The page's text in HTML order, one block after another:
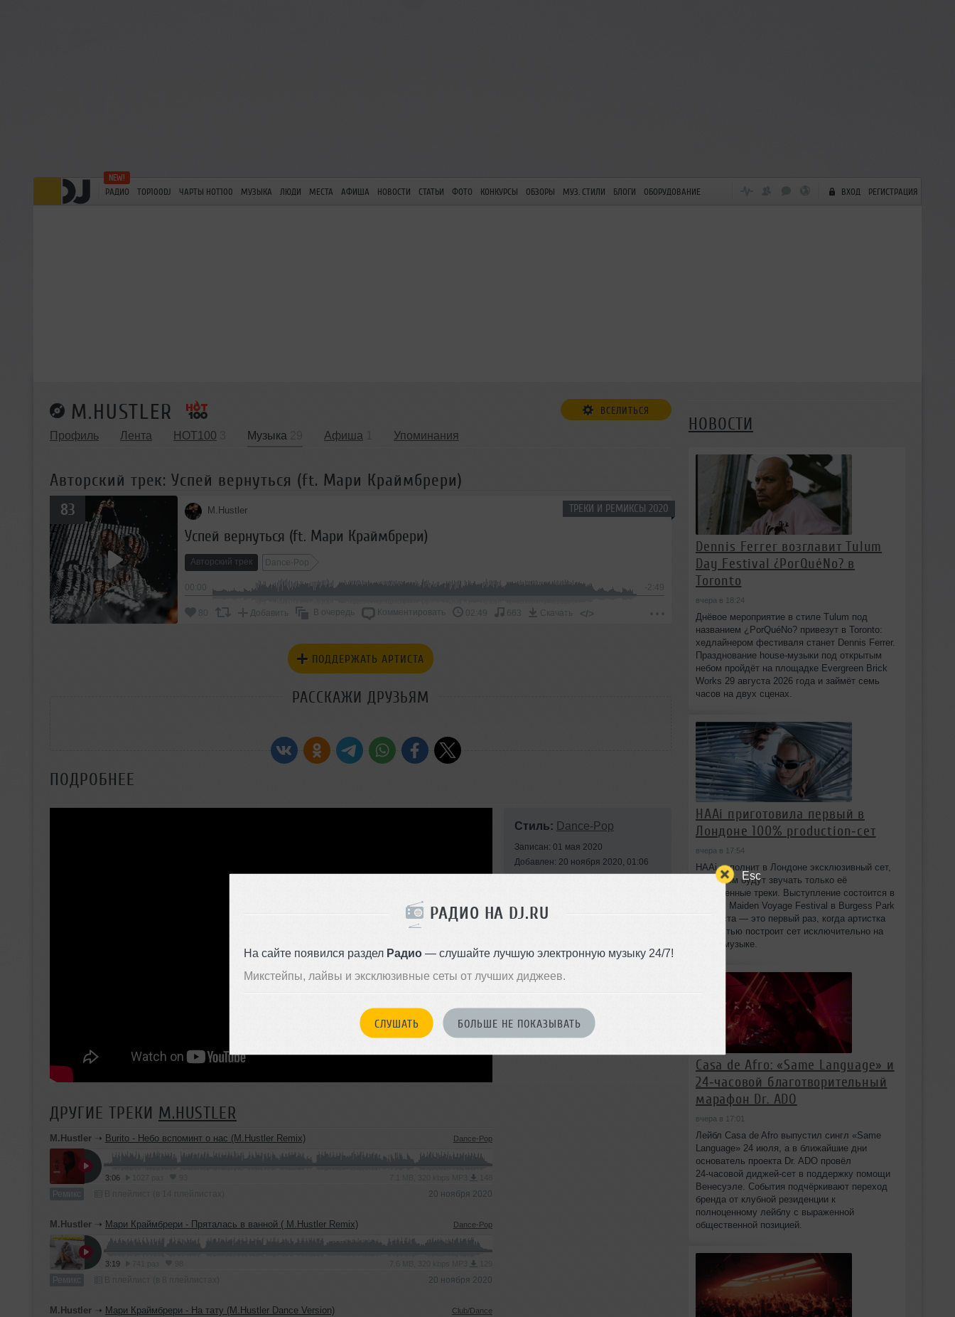
Esc
РАДИО НА DJ.RU
На сайте появился раздел Радио— слушайте лучшую электронную музыку 24/7!
Микстейпы, лайвы и эксклюзивные сеты от лучших диджеев.
СЛУШАТЬ БОЛЬШЕ НЕ ПОКАЗЫВАТЬ
РАДИО TOP100DJ ЧАРТЫ HOT100 МУЗЫКА ЛЮДИ МЕСТА АФИША НОВОСТИ СТАТЬИ ФОТО КОНКУРСЫ ОБЗОРЫ МУЗ. СТИЛИ БЛОГИ ОБОРУДОВАНИЕ ВХОД РЕГИСТРАЦИЯ
M.HUSTLER ВСЕЛИТЬСЯ
Профиль Лента HOT100 Музыка Афиша Упоминания
Авторский трек: Успей вернуться (ft. Мари Краймбрери)
ТРЕКИ И РЕМИКСЫ 2020
83 M.Hustler
Успей вернуться (ft. Мари Краймбрери)
Авторский трек Dance-Pop
-2:49
Добавить В очередь Комментировать 02:49 663 Скачать </>
ПОДДЕРЖАТЬ АРТИСТА
РАССКАЖИ ДРУЗЬЯМ
ПОДРОБНЕЕ
ДРУГИЕ ТРЕКИ M.HUSTLER
M.Hustler ➝ Burito - Небо вспоминт о нас (M.Hustler Remix) Dance-Pop
3:06
Ремикс 20 ноября 2020
M.Hustler ➝ Мари Краймбрери - Пряталась в ванной ( M.Hustler Remix) Dance-Pop
3:19
Ремикс 20 ноября 2020
M.Hustler ➝ Мари Краймбрери - На тату (M.Hustler Dance Version) Club/Dance
Стиль: Dance-Pop
Записан: 01 мая 2020
Добавлен: 20 ноября 2020, 01:06
НОВОСТИ
Dennis Ferrer возглавит Tulum
Day Festival ¿PorQuéNo? в
Toronto
вчера в 18:24
Днёвое мероприятие в стиле Tulum под
названием ¿PorQuéNo? привезут в Toronto:
хедлайнером фестиваля станет Dennis Ferrer.
Празднование house-музыки под открытым
небом пройдёт на площадке Evergreen Brick
Works 29 августа 2026 года и займёт семь
часов на двух сценах.
HAAi приготовила первый в
Лондоне 100% production‑сет
вчера в 17:54
HAAi исполнит в Лондоне эксклюзивный сет,
в котором будут звучать только её
собственные треки. Выступление состоится в
рамках Maiden Voyage Festival в Burgess Park
8 августа — это первый раз, когда артистка
полностью построит сет исключительно на
своей музыке.
Casa de Afro: «Same Language» и
24‑часовой благотворительный
марафон Dr. ADO
вчера в 17:01
Лейбл Casa de Afro выпустил сингл «Same
Language» 24 июля, а в ближайшие дни
основатель проекта Dr. ADO провёл
24‑часовой диджей‑сет в поддержку помощи
Венесуэле. События подчёркивают переход
бренда от клубной резиденции к
полноценному лейблу с выраженной
общественной позицией.